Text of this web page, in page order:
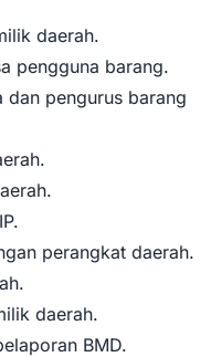
daerah.
pengguna barang.
dan pengurus barang
perangkat daerah.
daerah.
BMD.